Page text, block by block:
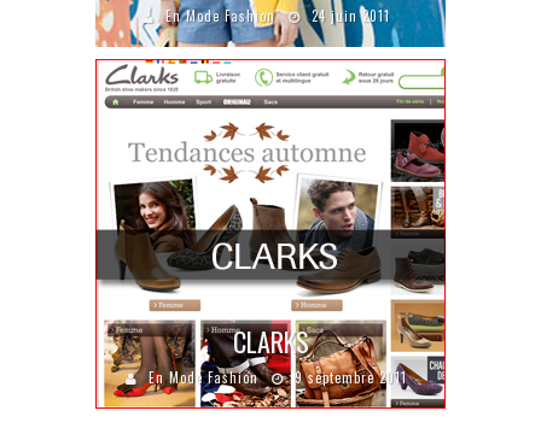
En Mode Fashion 24 juin 2011
CLARKS
En Mode Fashion 9 septembre 2011